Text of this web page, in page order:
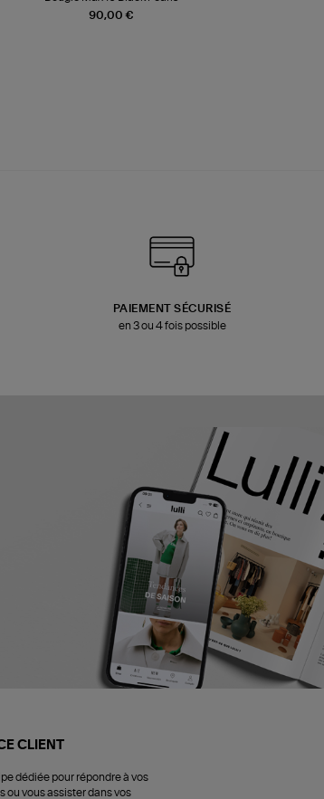
90,00 €
PAIEMENT SÉCURISÉ
en 3 ou 4 fois possible
CLIENT
dédiée pour répondre à vos
ou vous assister dans vos